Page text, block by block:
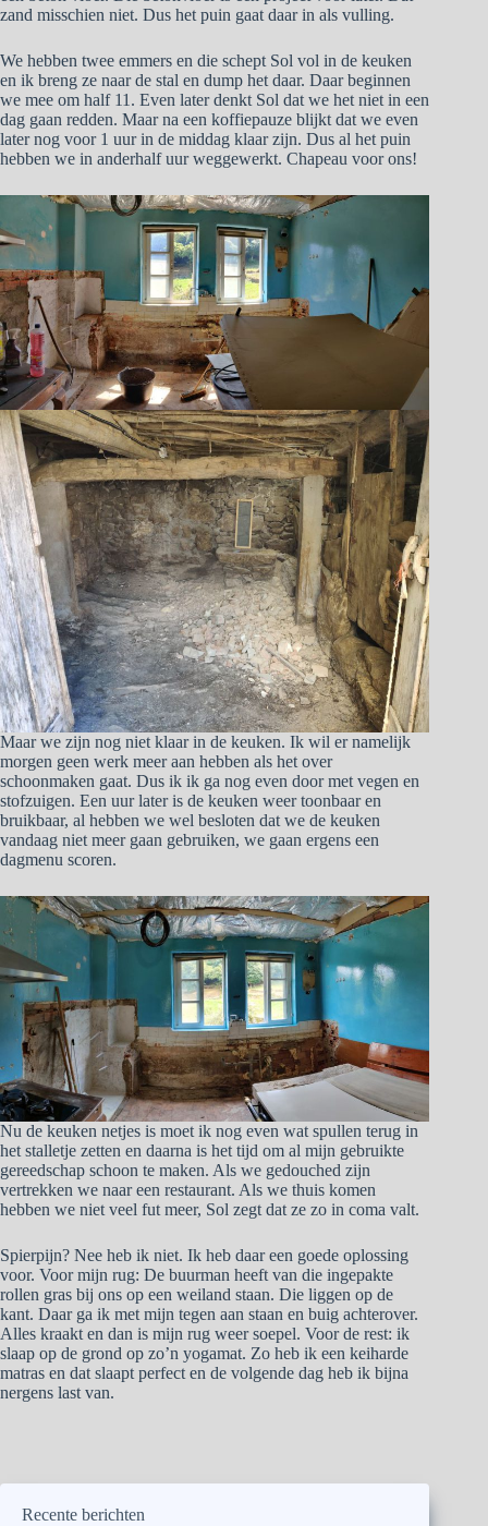
zand misschien niet. Dus het puin gaat daar in als vulling.
We hebben twee emmers en die schept Sol vol in de keuken
en ik breng ze naar de stal en dump het daar. Daar beginnen
we mee om half 11. Even later denkt Sol dat we het niet in een
dag gaan redden. Maar na een koffiepauze blijkt dat we even
later nog voor 1 uur in de middag klaar zijn. Dus al het puin
hebben we in anderhalf uur weggewerkt. Chapeau voor ons!
Maar we zijn nog niet klaar in de keuken. Ik wil er namelijk
morgen geen werk meer aan hebben als het over
schoonmaken gaat. Dus ik ik ga nog even door met vegen en
stofzuigen. Een uur later is de keuken weer toonbaar en
bruikbaar, al hebben we wel besloten dat we de keuken
vandaag niet meer gaan gebruiken, we gaan ergens een
dagmenu scoren.
Nu de keuken netjes is moet ik nog even wat spullen terug in
het stalletje zetten en daarna is het tijd om al mijn gebruikte
gereedschap schoon te maken. Als we gedouched zijn
vertrekken we naar een restaurant. Als we thuis komen
hebben we niet veel fut meer, Sol zegt dat ze zo in coma valt.
Spierpijn? Nee heb ik niet. Ik heb daar een goede oplossing
voor. Voor mijn rug: De buurman heeft van die ingepakte
rollen gras bij ons op een weiland staan. Die liggen op de
kant. Daar ga ik met mijn tegen aan staan en buig achterover.
Alles kraakt en dan is mijn rug weer soepel. Voor de rest: ik
slaap op de grond op zo’n yogamat. Zo heb ik een keiharde
matras en dat slaapt perfect en de volgende dag heb ik bijna
nergens last van.
Recente berichten